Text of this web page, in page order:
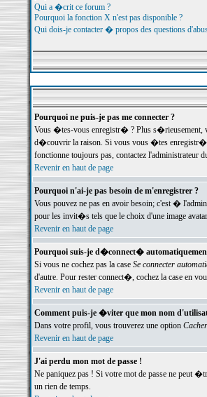
Qui a �crit ce forum ?
Pourquoi la fonction X n'est pas disponible ?
Qui dois-je contacter � propos des questions
Pourquoi ne puis-je pas me connecter ?
Vous �tes-vous enregistr� ? Plus s�rieusement,
d�couvrir la raison. Si vous vous �tes enregistr�
fonctionne toujours pas, contactez
Revenir en haut de page
Pourquoi n'ai-je pas besoin de m'enregistrer ?
Vous pouvez ne pas en avoir besoin; c'est �
pour les invit�s tels que le choix d'une image
Revenir en haut de page
Pourquoi suis-je d�connect�
Si vous ne cochez pas la case Se connecter
d'autre. Pour rester connect�, cochez la case en
Revenir en haut de page
Comment puis-je �viter que mon nom
Dans votre profil, vous trouverez une option
Revenir en haut de page
J'ai perdu mon mot de passe !
Ne paniquez pas ! Si votre mot de passe ne peut
un rien de temps.